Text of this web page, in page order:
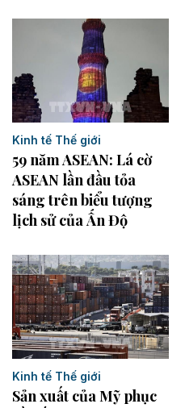
Kinh tế Thế giới
59 năm ASEAN: Lá cờ
ASEAN lần đầu tỏa
sáng trên biểu tượng
lịch sử của Ấn Độ
Kinh tế Thế giới
Sản xuất của Mỹ phục